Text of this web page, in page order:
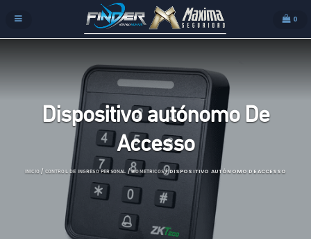
0
Dispositivo autónomo De
Accesso
INICIO/ CONTROL DE INGRESO PERSONAL /BIOMETRICOS/ DISPOSITIVO AUTÓNOMO DE ACCESSO